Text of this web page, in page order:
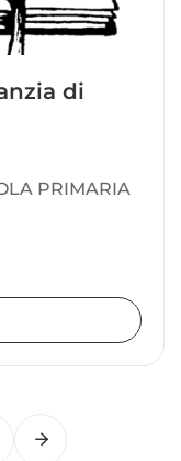
di
PRIMARIA